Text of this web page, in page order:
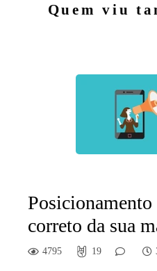
Quem viu
correto da sua
4795 19